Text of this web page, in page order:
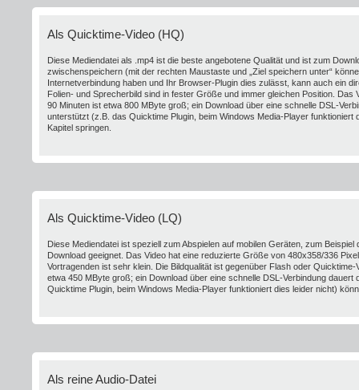
Als Quicktime-Video (HQ)
Diese Mediendatei als .mp4 ist die beste angebotene Qualität und ist zum
zwischenspeichern (mit der rechten Maustaste und „Ziel speichern unter“
Internetverbindung haben und Ihr Browser-Plugin dies zulässt, kann auch ein
Folien- und Sprecherbild sind in fester Größe und immer gleichen Position.
90 Minuten ist etwa 800 MByte groß; ein Download über eine schnelle DSL-
unterstützt (z.B. das Quicktime Plugin, beim Windows Media-Player
Kapitel springen.
Als Quicktime-Video (LQ)
Diese Mediendatei ist speziell zum Abspielen auf mobilen Geräten, zum
Download geeignet. Das Video hat eine reduzierte Größe von 480x358/336
Vortragenden ist sehr klein. Die Bildqualität ist gegenüber Flash oder
etwa 450 MByte groß; ein Download über eine schnelle DSL-Verbindung
Quicktime Plugin, beim Windows Media-Player funktioniert dies leider nicht)
Als reine Audio-Datei